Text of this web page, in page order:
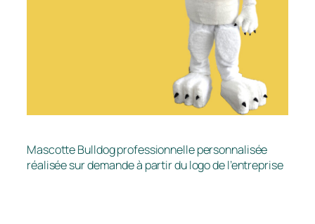
Mascotte Bulldog professionnelle personnalisée
réalisée sur demande à partir du logo de l’entreprise